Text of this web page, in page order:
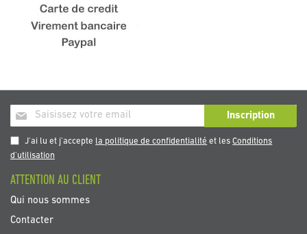
Inscription
à
notre
newsletter
Inscription
J'ai lu et j'accepte la politique de confidentialité et lesConditions
d'utilisation
ATTENTION AU CLIENT
Qui nous sommes
Contacter